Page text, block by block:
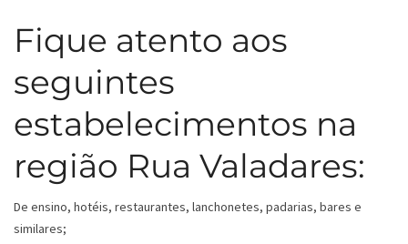
Fique atento aos
seguintes
estabelecimentos na
região Rua Valadares:
De ensino, hotéis, restaurantes, lanchonetes, padarias, bares e
similares;